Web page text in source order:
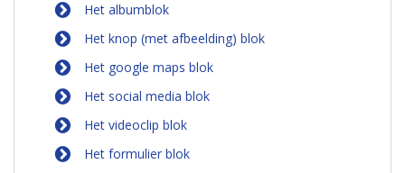
Het albumblok
Het knop (met afbeelding) blok
Het google maps blok
Het social media blok
Het videoclip blok
Het formulier blok